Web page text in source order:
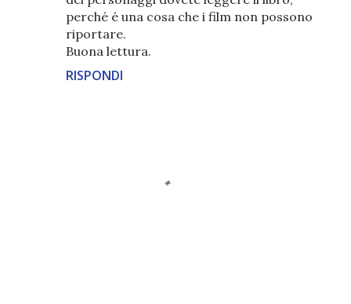
perché é una cosa che i film non possono
riportare.
Buona lettura.
RISPONDI